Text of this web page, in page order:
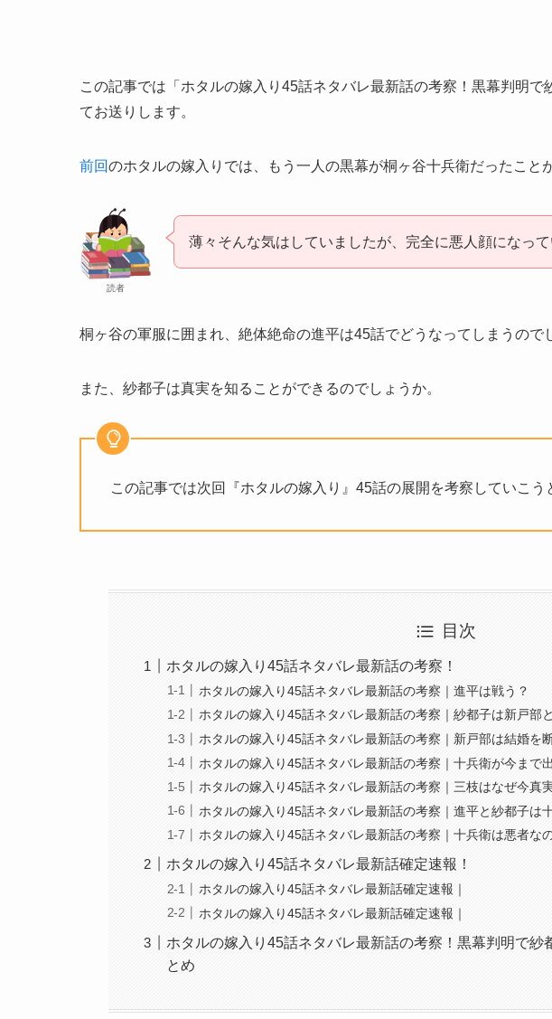
この記事では「ホタルの嫁入り45話ネタバレ最新話の考察！黒幕判明で
てお送りします。
前回のホタルの嫁入りでは、もう一人の黒幕が桐ヶ谷十兵衛だったこと
読者
薄々そんな気はしていましたが、完全に悪人顔になって
桐ヶ谷の軍服に囲まれ、絶体絶命の進平は45話でどうなってしまうので
また、紗都子は真実を知ることができるのでしょうか。
この記事では次回『ホタルの嫁入り』45話の展開を考察していこう
目次
ホタルの嫁入り45話ネタバレ最新話の考察！
ホタルの嫁入り45話ネタバレ最新話の考察｜進平は戦う？
ホタルの嫁入り45話ネタバレ最新話の考察｜紗都子は新戸部
ホタルの嫁入り45話ネタバレ最新話の考察｜新戸部は結婚を
ホタルの嫁入り45話ネタバレ最新話の考察｜十兵衛が今まで
ホタルの嫁入り45話ネタバレ最新話の考察｜三枝はなぜ今真
ホタルの嫁入り45話ネタバレ最新話の考察｜進平と紗都子は
ホタルの嫁入り45話ネタバレ最新話の考察｜十兵衛は悪者な
ホタルの嫁入り45話ネタバレ最新話確定速報！
ホタルの嫁入り45話ネタバレ最新話確定速報｜
ホタルの嫁入り45話ネタバレ最新話確定速報｜
ホタルの嫁入り45話ネタバレ最新話の考察！黒幕判明で紗
とめ